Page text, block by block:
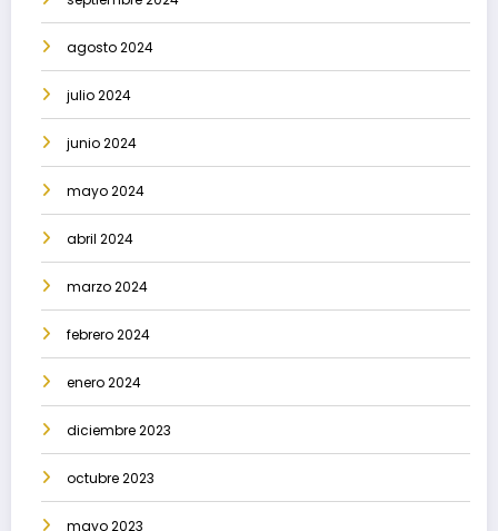
agosto 2024
julio 2024
junio 2024
mayo 2024
abril 2024
marzo 2024
febrero 2024
enero 2024
diciembre 2023
octubre 2023
mayo 2023